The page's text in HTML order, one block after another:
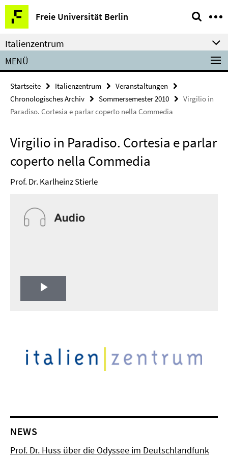
Springe
direkt
zu
Inhalt
Freie Universität Berlin
Service-
Navigation
Italienzentrum
MENÜ
Startseite Italienzentrum
Veranstaltungen
Chronologisches Archiv
Sommersemester 2010
Virgilio in
Paradiso. Cortesia e parlar coperto nella Commedia
Virgilio in Paradiso. Cortesia e parlar
coperto nella Commedia
Prof. Dr. Karlheinz Stierle
Play
NEWS
Prof. Dr. Huss über die Odyssee im Deutschlandfunk